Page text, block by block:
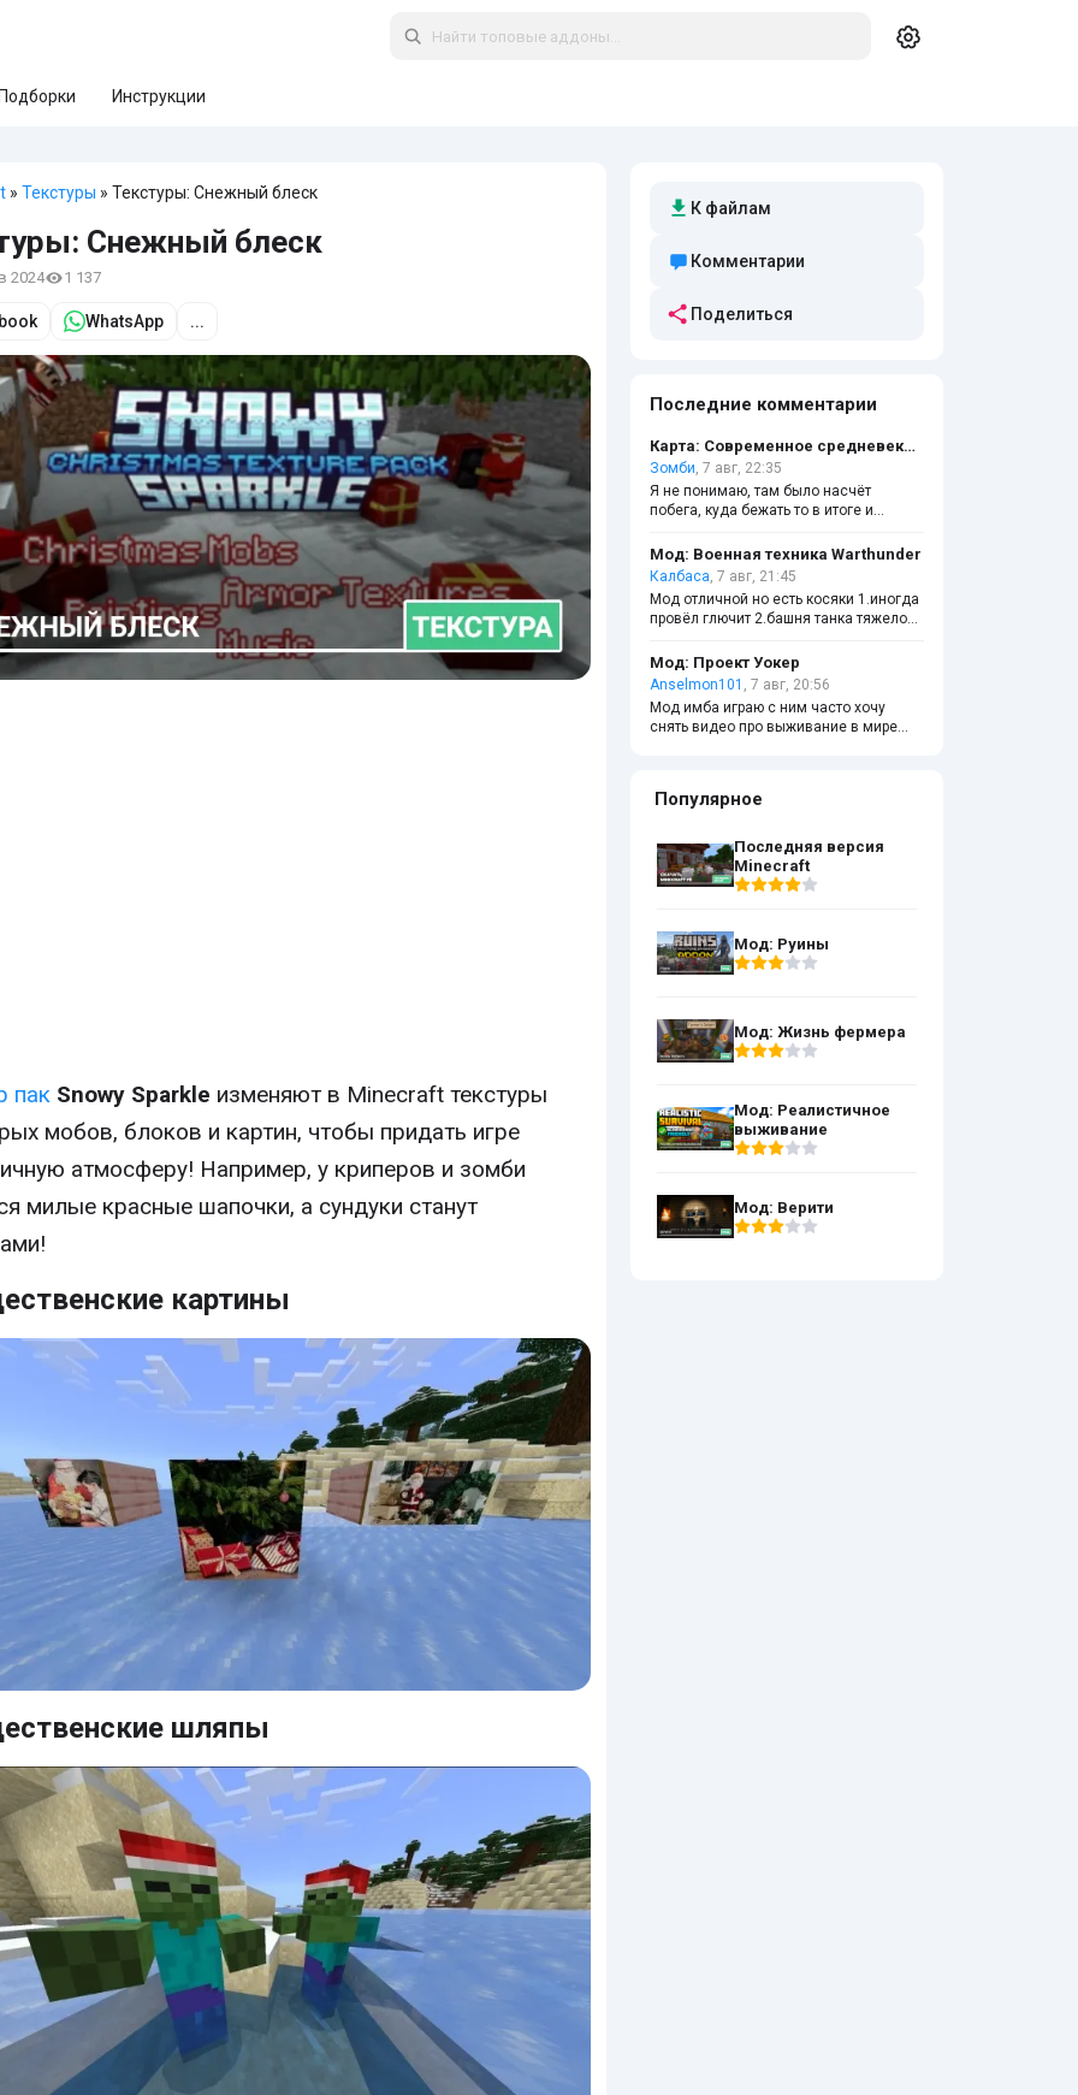
Инструкции
» Текстуры » Текстуры: Снежный блеск
Снежный блеск
2024 1 137
WhatsApp ...
пак Snowy Sparkle изменяют в Minecraft текстуры
мобов, блоков и картин, чтобы придать игре
атмосферу! Например, у криперов и зомби
милые красные шапочки, а сундуки станут
картины
шляпы
К файлам
Комментарии
Поделиться
Последние комментарии
Карта: Современное средневековье
Зомби, 7 авг, 22:35
Я не понимаю, там было насчёт
побега, куда бежать то в итоге и
Мод: Военная техника Warthunder
Калбаса, 7 авг, 21:45
Мод отличной но есть косяки 1.иногда
провёл глючит 2.башня танка тяжело
качественный
Мод: Проект Уокер
Anselmon101 , 7 авг, 20:56
Мод имба играю с ним часто хочу
снять видео про выживание в мире
Популярное
Последняя версия
Minecraft
Мод: Руины
Мод: Жизнь фермера
Мод: Реалистичное
выживание
Мод: Верити